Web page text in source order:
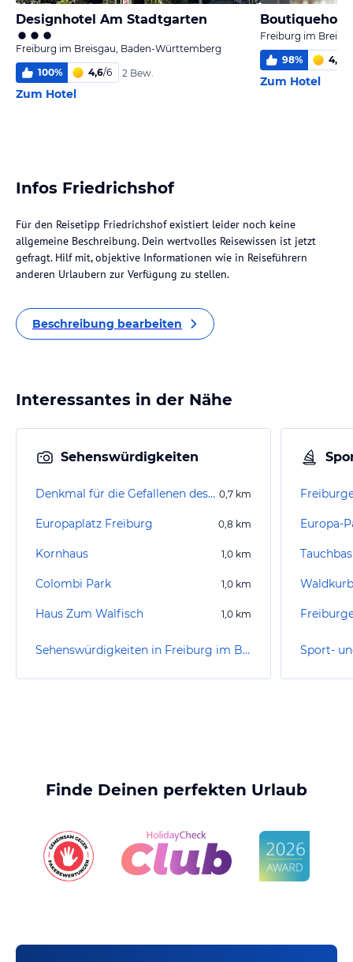
Designhotel Am Stadtgarten
Freiburg im Breisgau, Baden-Württemberg
100% 4,6/6 2 Bew.
Zum Hotel
Freiburg im
98% 4,9
Zum Hotel
Infos Friedrichshof
Für den Reisetipp Friedrichshof existiert leider noch keine
allgemeine Beschreibung. Dein wertvolles Reisewissen ist jetzt
gefragt. Hilf mit, objektive Informationen wie in Reiseführern
anderen Urlaubern zur Verfügung zu stellen.
Beschreibung bearbeiten
Interessantes in der Nähe
Sehenswürdigkeiten
Denkmal für die Gefallenen des Ersten Weltkriegs 0,7 km
Europaplatz Freiburg 0,8 km
Kornhaus 1,0 km
Colombi Park 1,0 km
Haus Zum Walfisch 1,0 km
Sehenswürdigkeiten in Freiburg im Breisgau
Europa-
Finde Deinen perfekten Urlaub